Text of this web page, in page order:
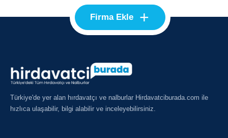
Firma Ekle +
Türkiye'de yer alan hırdavatçı ve nalburlar Hirdavatciburada.com ile
hızlıca ulaşabilir, bilgi alabilir ve inceleyebilirsiniz.